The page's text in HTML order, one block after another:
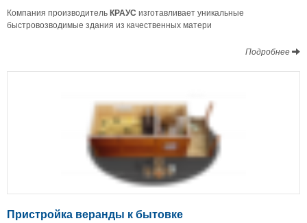
Компания производительКРАУС изготавливает уникальные
быстровозводимые здания из качественных матери
Подробнее
Пристройка веранды к бытовке